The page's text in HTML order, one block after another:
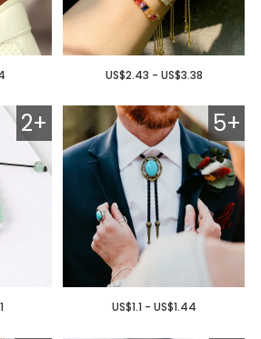
US$2.43 - US$3.38
2+ 5+
US$1.1 - US$1.44